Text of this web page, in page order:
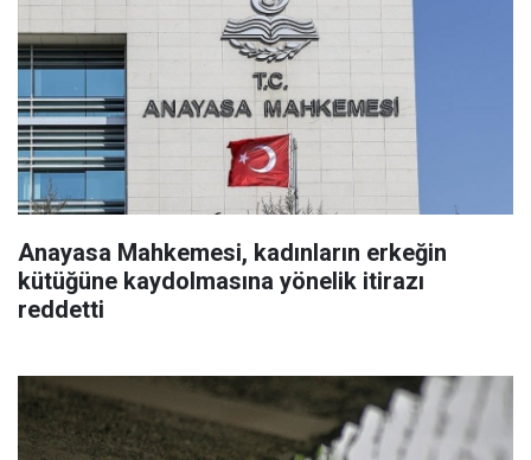
Anayasa Mahkemesi, kadınların erkeğin
kütüğüne kaydolmasına yönelik itirazı
reddetti